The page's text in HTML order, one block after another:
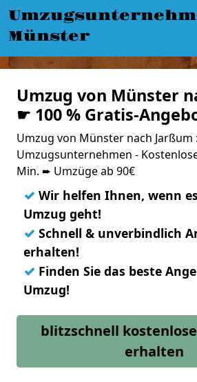
Münster
Umzug von Münster
☛ 100 % Gratis-
Umzug von Münster nach Jarßum
Umzugsunternehmen -
Min. ➨ Umzüge ab 90€
✓ Wir helfen Ihnen, wenn
Umzug geht!
✓ Schnell & unverbindlich
erhalten!
✓ Finden Sie das beste
Umzug!
blitzschnell
erhalten